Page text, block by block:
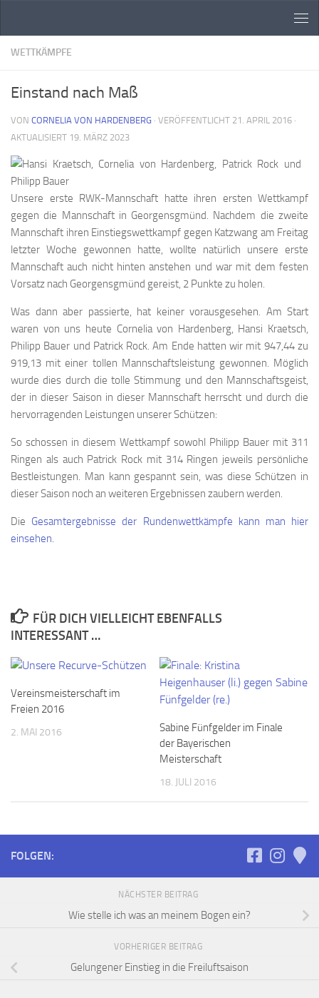
WETTKÄMPFE
Einstand nach Maß
VON CORNELIA VON HARDENBERG · VERÖFFENTLICHT 21. APRIL 2016 ·
AKTUALISIERT 19. MÄRZ 2023
Unsere erste RWK-Mannschaft hatte ihren ersten Wettkampf
gegen die Mannschaft in Georgensgmünd. Nachdem die zweite
Mannschaft ihren Einstiegswettkampf gegen Katzwang am Freitag
letzter Woche gewonnen hatte, wollte natürlich unsere erste
Mannschaft auch nicht hinten anstehen und war mit dem festen
Vorsatz nach Georgensgmünd gereist, 2 Punkte zu holen.
Was dann aber passierte, hat keiner vorausgesehen. Am Start
waren von uns heute Cornelia von Hardenberg, Hansi Kraetsch,
Philipp Bauer und Patrick Rock. Am Ende hatten wir mit 947,44 zu
919,13 mit einer tollen Mannschaftsleistung gewonnen. Möglich
wurde dies durch die tolle Stimmung und den Mannschaftsgeist,
der in dieser Saison in dieser Mannschaft herrscht und durch die
hervorragenden Leistungen unserer Schützen:
So schossen in diesem Wettkampf sowohl Philipp Bauer mit 311
Ringen als auch Patrick Rock mit 314 Ringen jeweils persönliche
Bestleistungen. Man kann gespannt sein, was diese Schützen in
dieser Saison noch an weiteren Ergebnissen zaubern werden.
Die Gesamtergebnisse der Rundenwettkämpfe kann man hier
einsehen.
FÜR DICH VIELLEICHT EBENFALLS
INTERESSANT …
Vereinsmeisterschaft im
Freien 2016
2. MAI 2016
Sabine Fünfgelder im Finale
der Bayerischen
Meisterschaft
18. JULI 2016
FOLGEN:
NÄCHSTER BEITRAG
Wie stelle ich was an meinem Bogen ein?
VORHERIGER BEITRAG
Gelungener Einstieg in die Freiluftsaison